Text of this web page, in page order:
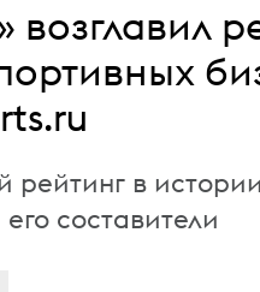
возглавил
рейтинг в
составители